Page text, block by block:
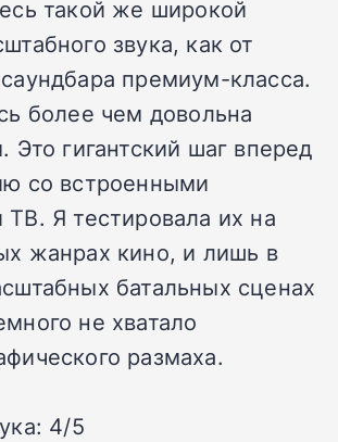
такой же широкой
звука, как от
премиум-класса.
более чем довольна
Это гигантский шаг вперед
со встроенными
Я тестировала их на
жанрах кино, и лишь в
батальных сценах
не хватало
размаха.
4/5